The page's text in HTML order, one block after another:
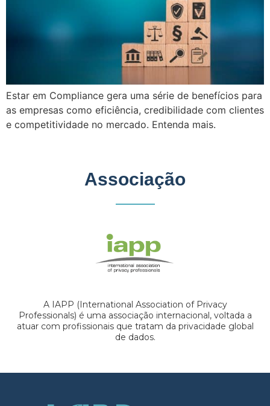
Estar em Compliance gera uma série de benefícios para
as empresas como eficiência, credibilidade com clientes
e competitividade no mercado. Entenda mais.
Associação
A IAPP (International Association of Privacy
Professionals) é uma associação internacional, voltada a
atuar com profissionais que tratam da privacidade global
de dados.